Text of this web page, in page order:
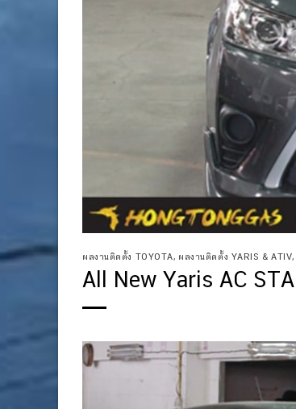
ผลงานติดตั้ง TOYOTA, ผลงานติดตั้ง YARIS & ATIV,
All New Yaris AC